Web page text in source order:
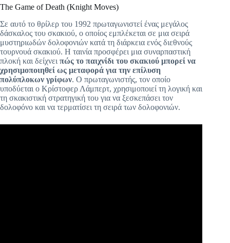
The Game of Death (Knight Moves)
Σε αυτό το θρίλερ του 1992 πρωταγωνιστεί ένας μεγάλος
δάσκαλος του σκακιού, ο οποίος εμπλέκεται σε μια σειρά
μυστηριωδών δολοφονιών κατά τη διάρκεια ενός διεθνούς
τουρνουά σκακιού. Η ταινία προσφέρει μια συναρπαστική
πλοκή και δείχνει πώς το παιχνίδι του σκακιού μπορεί να
χρησιμοποιηθεί ως μεταφορά για την επίλυση
πολύπλοκων γρίφων. Ο πρωταγωνιστής, τον οποίο
υποδύεται ο Κρίστοφερ Λάμπερτ, χρησιμοποιεί τη λογική και
τη σκακιστική στρατηγική του για να ξεσκεπάσει τον
δολοφόνο και να τερματίσει τη σειρά των δολοφονιών.